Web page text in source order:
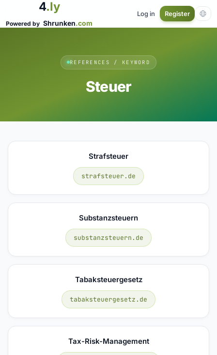
4.ly
Powered by Shrunken.com
Log in Register
REFERENCES / KEYWORD
Steuer
Strafsteuer
strafsteuer.de
Substanzsteuern
substanzsteuern.de
Tabaksteuergesetz
tabaksteuergesetz.de
Tax-Risk-Management